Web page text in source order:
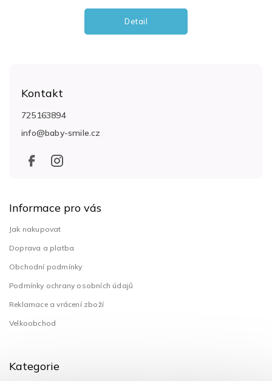
Detail
Kontakt
info@baby-smile.cz
725163894
Informace pro vás
Jak nakupovat
Doprava a platba
Obchodní podmínky
Podmínky ochrany osobních údajů
Reklamace a vrácení zboží
Velkoobchod
Kategorie